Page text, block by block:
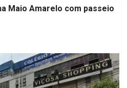
Maio Amarelo com passeio